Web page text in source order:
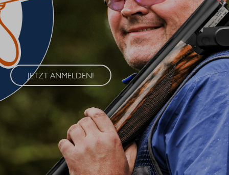
renommierten Standorten in Deutschland ausgetragen wird. Der
Blaser Cup bietet Schützen aller Klassen die Möglichkeit, ihre
Fähigkeiten im sportlichen Wettkampf unter Beweis zu stellen.
JETZT ANMELDEN!